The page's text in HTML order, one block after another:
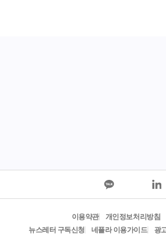
이용약관 개인정보처리방침
뉴스레터 구독신청
네플라 이용가이드 광